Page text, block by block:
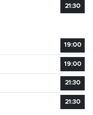
21:30
19:00
19:00
21:30
21:30